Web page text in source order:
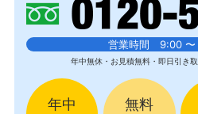
営業時間 9:00 〜
年中無休・お見積無料・即日引き
年中
無料